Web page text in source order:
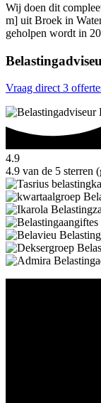
Wij doen dit
m] uit Broek in
geholpen wordt in
Vraag direct 3
4.9
4.9 van de 5 sterren